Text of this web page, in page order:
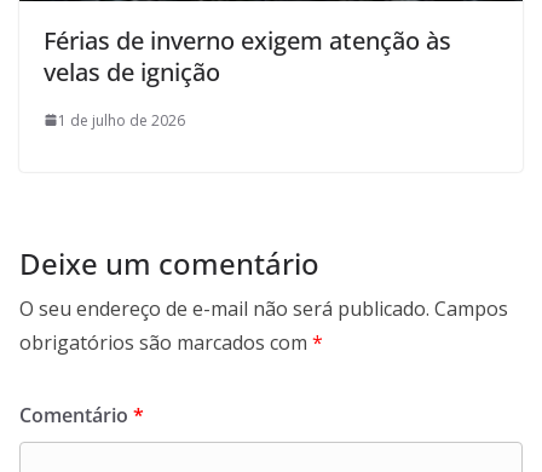
Férias de inverno exigem atenção às
velas de ignição
1 de julho de 2026
Deixe um comentário
O seu endereço de e-mail não será publicado. Campos
obrigatórios são marcados com *
Comentário *